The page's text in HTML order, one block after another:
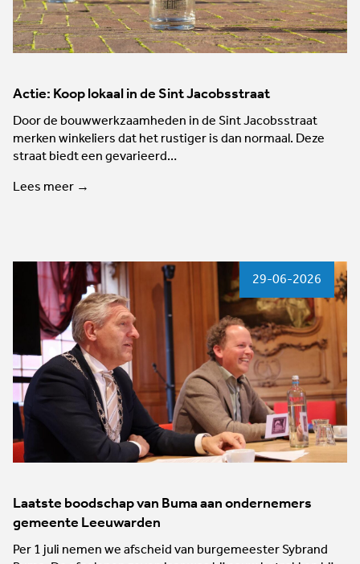
Actie: Koop lokaal in de Sint Jacobsstraat
Door de bouwwerkzaamheden in de Sint Jacobsstraat
merken winkeliers dat het rustiger is dan normaal. Deze
straat biedt een gevarieerd…
Lees meer →
29-06-2026
Laatste boodschap van Buma aan ondernemers
gemeente Leeuwarden
Per 1 juli nemen we afscheid van burgemeester Sybrand